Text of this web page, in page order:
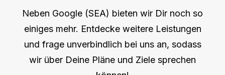
Neben Google (SEA) bieten wir Dir noch so
einiges mehr. Entdecke weitere Leistungen
und frage unverbindlich bei uns an, sodass
wir über Deine Pläne und Ziele sprechen